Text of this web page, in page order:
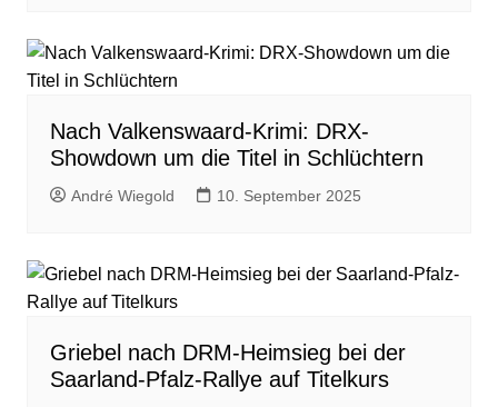
Nach Valkenswaard-Krimi: DRX-
Showdown um die Titel in Schlüchtern
André Wiegold 10. September 2025
Griebel nach DRM-Heimsieg bei der
Saarland-Pfalz-Rallye auf Titelkurs